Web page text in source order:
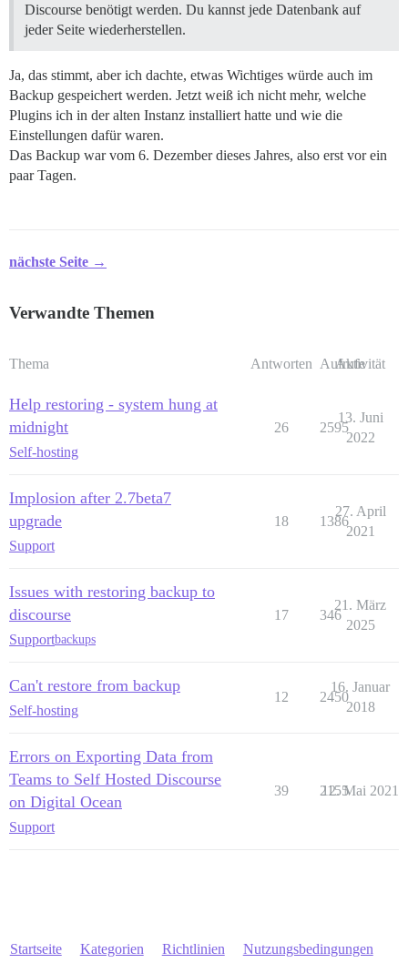
Discourse benötigt werden. Du kannst jede Datenbank auf
jeder Seite wiederherstellen.
Ja, das stimmt, aber ich dachte, etwas Wichtiges würde auch im
Backup gespeichert werden. Jetzt weiß ich nicht mehr, welche
Plugins ich in der alten Instanz installiert hatte und wie die
Einstellungen dafür waren.
Das Backup war vom 6. Dezember dieses Jahres, also erst vor ein
paar Tagen.
nächste Seite →
Verwandte Themen
Thema Antworten Aufrufe
Aktivität
Help restoring - system hung at
midnight
Self-hosting
26 2595
13. Juni
2022
Implosion after 2.7beta7
upgrade
Support
18 1386
27. April
2021
Issues with restoring backup to
discourse
Supportbackups
17 346
21. März
2025
Can't restore from backup
Self-hosting
12 2450
16. Januar
2018
Errors on Exporting Data from
Teams to Self Hosted Discourse
on Digital Ocean
Support
39 2155
12. Mai 2021
Startseite Kategorien Richtlinien Nutzungsbedingungen